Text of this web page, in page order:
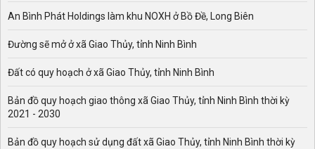
An Bình Phát Holdings làm khu NOXH ở Bồ Đề, Long Biên
Đường sẽ mở ở xã Giao Thủy, tỉnh Ninh Bình
Đất có quy hoạch ở xã Giao Thủy, tỉnh Ninh Bình
Bản đồ quy hoạch giao thông xã Giao Thủy, tỉnh Ninh Bình thời kỳ
2021 - 2030
Bản đồ quy hoạch sử dụng đất xã Giao Thủy, tỉnh Ninh Bình thời kỳ